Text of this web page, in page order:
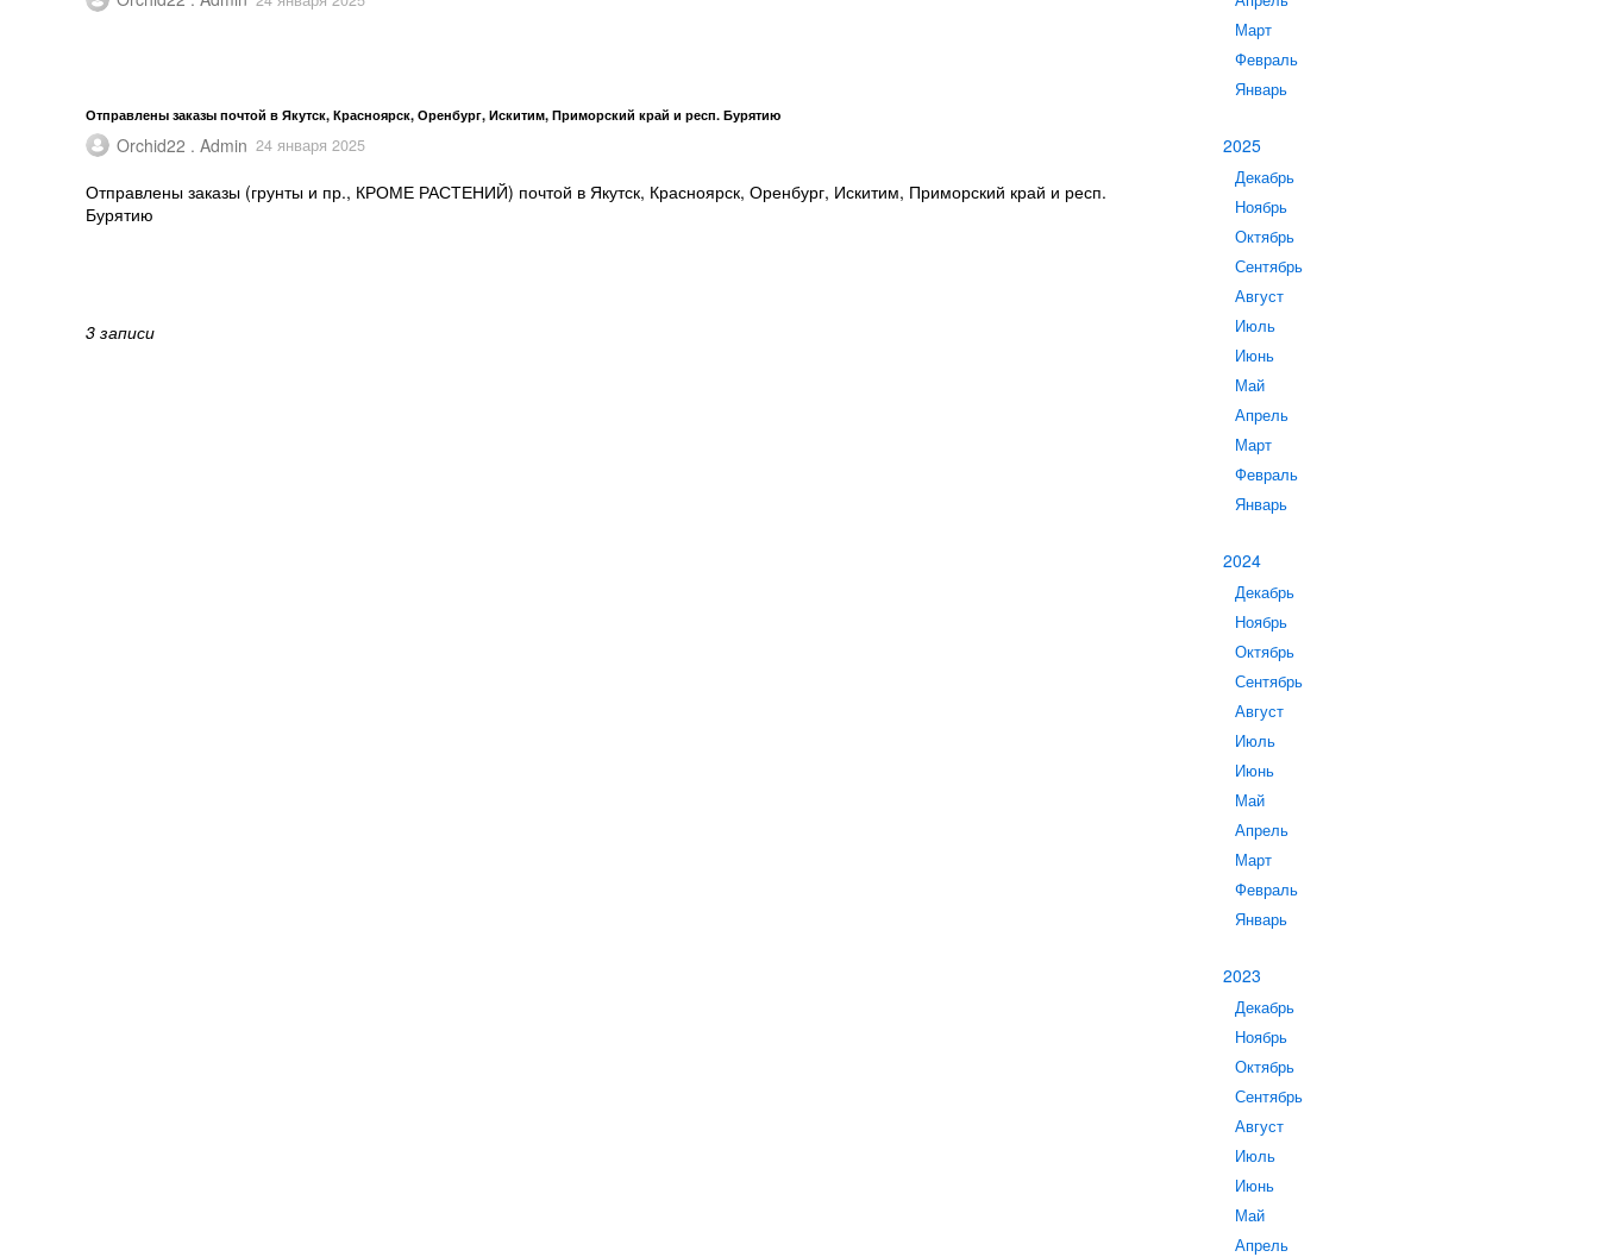
Март
Февраль
Январь
2025
Декабрь
Ноябрь
Октябрь
Сентябрь
Август
Июль
Июнь
Май
Апрель
Март
Февраль
Январь
2024
Декабрь
Ноябрь
Октябрь
Сентябрь
Август
Июль
Июнь
Май
Апрель
Март
Февраль
Январь
2023
Декабрь
Ноябрь
Октябрь
Сентябрь
Август
Июль
Июнь
Май
Апрель
Отправлены заказы почтой в Якутск, Красноярск, Оренбург, Искитим, Приморский край и респ. Бурятию
Orchid22 . Admin 24 января 2025
Отправлены заказы (грунты и пр., КРОМЕ РАСТЕНИЙ) почтой в Якутск, Красноярск, Оренбург, Искитим, Приморский край и респ.
Бурятию
3 записи